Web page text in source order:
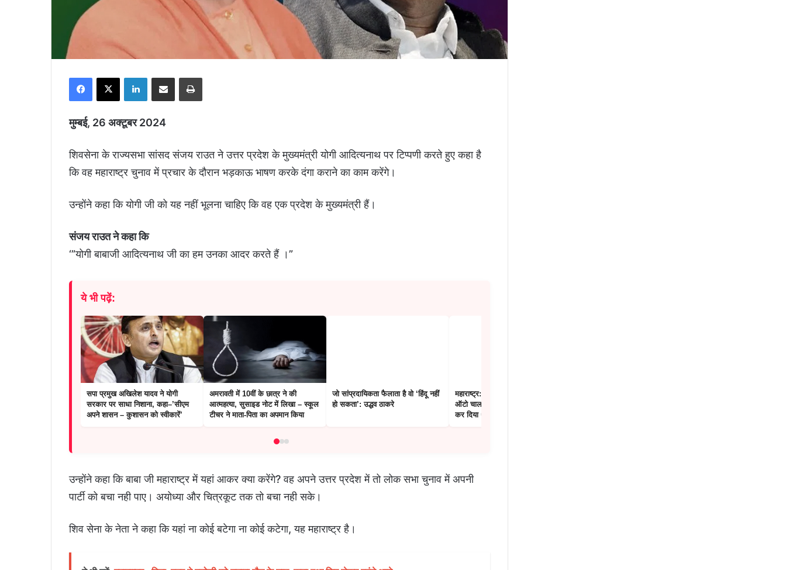
Facebook
X LinkedInShare via Email Print
मुम्बई, 26 अक्टूबर 2024
शिवसेना के राज्यसभा सांसद संजय राउत ने उत्तर प्रदेश के मुख्यमंत्री योगी आदित्यनाथ पर टिप्पणी करते हुए कहा है
कि वह महाराष्ट्र चुनाव में प्रचार के दौरान भड़काऊ भाषण करके दंगा कराने का काम करेंगे।
उन्होंने कहा कि योगी जी को यह नहीं भूलना चाहिए कि वह एक प्रदेश के मुख्यमंत्री हैं।
संजय राउत ने कहा कि
‘”योगी बाबाजी आदित्यनाथ जी का हम उनका आदर करते हैं ।”
ये भी पढ़ें:
सपा प्रमुख अखिलेश यादव ने योगी
सरकार पर साधा निशाना, कहा–’सीएम
अपने शासन – कुशासन को स्वीकारें’
अमरावती में 10वीं के छात्र ने की
आत्महत्या, सुसाइड नोट में लिखा – स्कूल
टीचर ने माता-पिता का अपमान किया
जो सांप्रदायिकता फैलाता है वो ‘हिंदू नहीं
हो सकता’: उद्धव ठाकरे
महाराष्ट्र: 24 साल बाद हत्या का आरोपी
ऑटो चालक गिरफ्तार, किराए के विवाद में
कर दिया था यात्री का मर्डर
उन्होंने कहा कि बाबा जी महाराष्ट्र में यहां आकर क्या करेंगे? वह अपने उत्तर प्रदेश में तो लोक सभा चुनाव में अपनी
पार्टी को बचा नही पाए। अयोध्या और चित्रकूट तक तो बचा नही सके।
शिव सेना के नेता ने कहा कि यहां ना कोई बटेगा ना कोई कटेगा, यह महाराष्ट्र है।